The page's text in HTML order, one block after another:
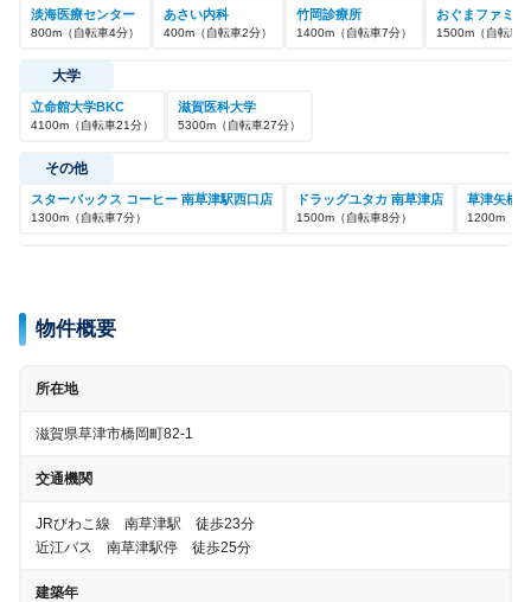
淡海医療センター
800m （自転車4分）
あさい内科
400m （自転車2分）
竹岡診療所
1400m （自転車7分）
おぐまファミ
1500m （自転車
大学
立命館大学BKC
4100m （自転車21分）
滋賀医科大学
5300m （自転車27分）
その他
スターバックス コーヒー 南草津駅西口店
1300m （自転車7分）
ドラッグユタカ 南草津店
1500m （自転車8分）
草津矢橋
1200m
物件概要
所在地
滋賀県草津市橋岡町82-1
交通機関
JRびわこ線 南草津駅 徒歩23分
近江バス 南草津駅停 徒歩25分
建築年